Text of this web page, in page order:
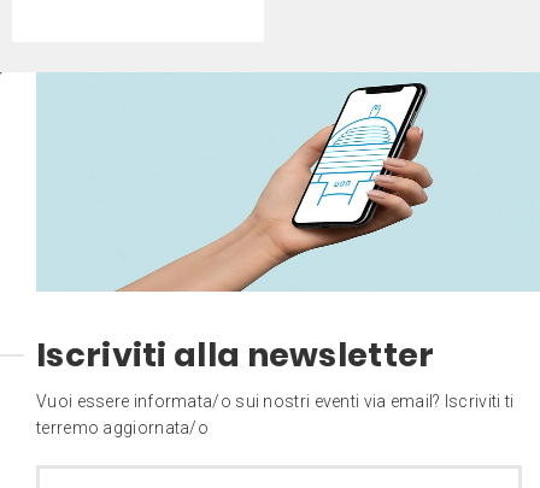
Iscriviti alla newsletter
Vuoi essere informata/o sui nostri eventi via email? Iscriviti ti
terremo aggiornata/o